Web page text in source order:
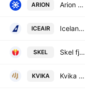
ARION Arion Banki hf
ICEAIR Icelandair Group hf
SKEL Skel fjarfestingafelag hf.
KVIKA Kvika banki hf